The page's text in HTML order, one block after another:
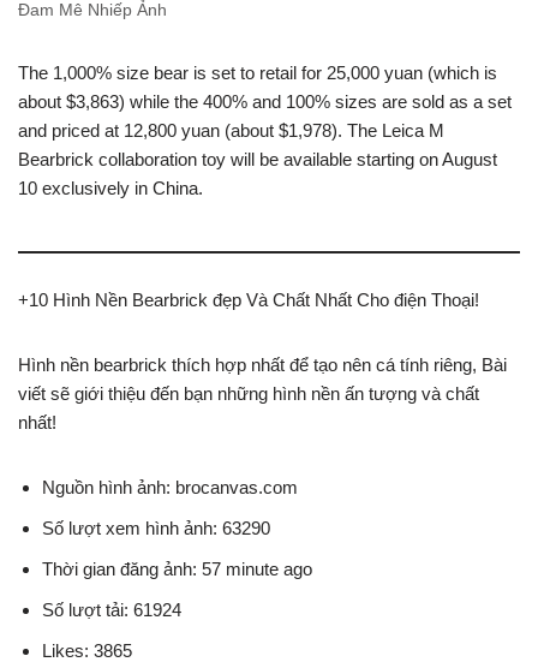
Đam Mê Nhiếp Ảnh
The 1,000% size bear is set to retail for 25,000 yuan (which is
about $3,863) while the 400% and 100% sizes are sold as a set
and priced at 12,800 yuan (about $1,978). The Leica M
Bearbrick collaboration toy will be available starting on August
10 exclusively in China.
+10 Hình Nền Bearbrick đẹp Và Chất Nhất Cho điện Thoại!
Hình nền bearbrick thích hợp nhất để tạo nên cá tính riêng, Bài
viết sẽ giới thiệu đến bạn những hình nền ấn tượng và chất
nhất!
Nguồn hình ảnh: brocanvas.com
Số lượt xem hình ảnh: 63290
Thời gian đăng ảnh: 57 minute ago
Số lượt tải: 61924
Likes: 3865